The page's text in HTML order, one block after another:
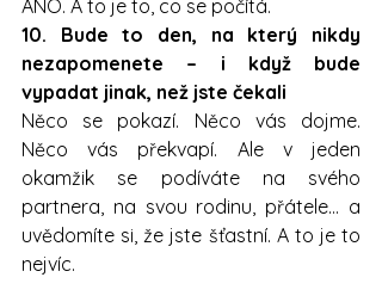
ANO. A to je to, co se počítá.
10. Bude to den, na který nikdy
nezapomenete – i když bude
vypadat jinak, než jste čekali
Něco se pokazí. Něco vás dojme.
Něco vás překvapí. Ale v jeden
okamžik se podíváte na svého
partnera, na svou rodinu, přátele… a
uvědomíte si, že jste šťastní. A to je to
nejvíc.